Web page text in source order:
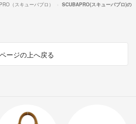
（スキューバプロ）
SCUBAPRO(スキューバプロ)の
ページの上へ戻る